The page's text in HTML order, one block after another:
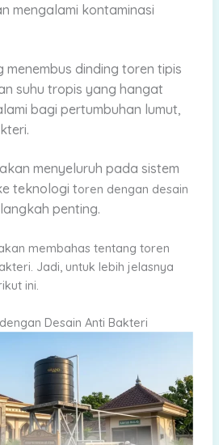
mengalami kontaminasi
menembus dinding toren tipis
suhu tropis yang hangat
bagi pertumbuhan lumut,
menyeluruh pada sistem
teknologi toren dengan desain
penting.
membahas tentang toren
Jadi, untuk lebih jelasnya
ini.
Desain Anti Bakteri